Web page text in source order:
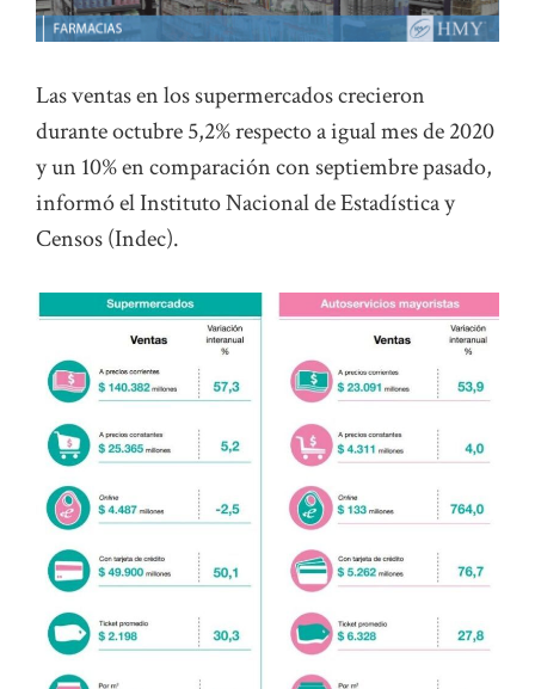
Las ventas en los supermercados crecieron
durante octubre 5,2% respecto a igual mes de 2020
y un 10% en comparación con septiembre pasado,
informó el Instituto Nacional de Estadística y
Censos (Indec).